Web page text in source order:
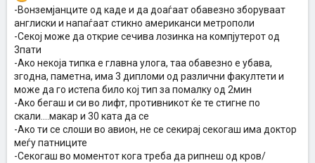
-Вонземјанците од каде и да доаѓаат обавезно зборуваат
англиски и напаѓаат стикно американси метрополи
-Секој може да открие сечива лозинка на компјутерот од
3пати
-Ако некоја типка е главна улога, таа обавезно е убава,
згодна, паметна, има 3 дипломи од различни факултети и
може да го истепа било кој тип за помалку од 2мин
-Ако бегаш и си во лифт, противникот ќе те стигне по
скали....макар и 30 ката да се
-Ако ти се слоши во авион, не се секирај секогаш има доктор
меѓу патниците
-Секогаш во моментот кога треба да рипнеш од кров/